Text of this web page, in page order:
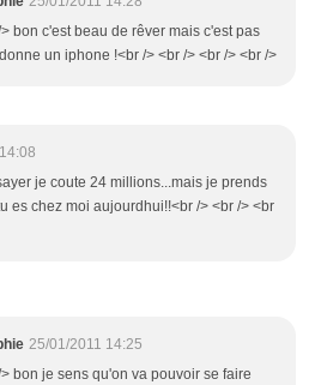
bon c'est beau de rêver mais c'est pas
un iphone !<br /> <br /> <br /> <br />
je coute 24 millions...mais je prends
es chez moi aujourdhui!!<br /> <br /> <br
25/01/2011 14:25
bon je sens qu'on va pouvoir se faire